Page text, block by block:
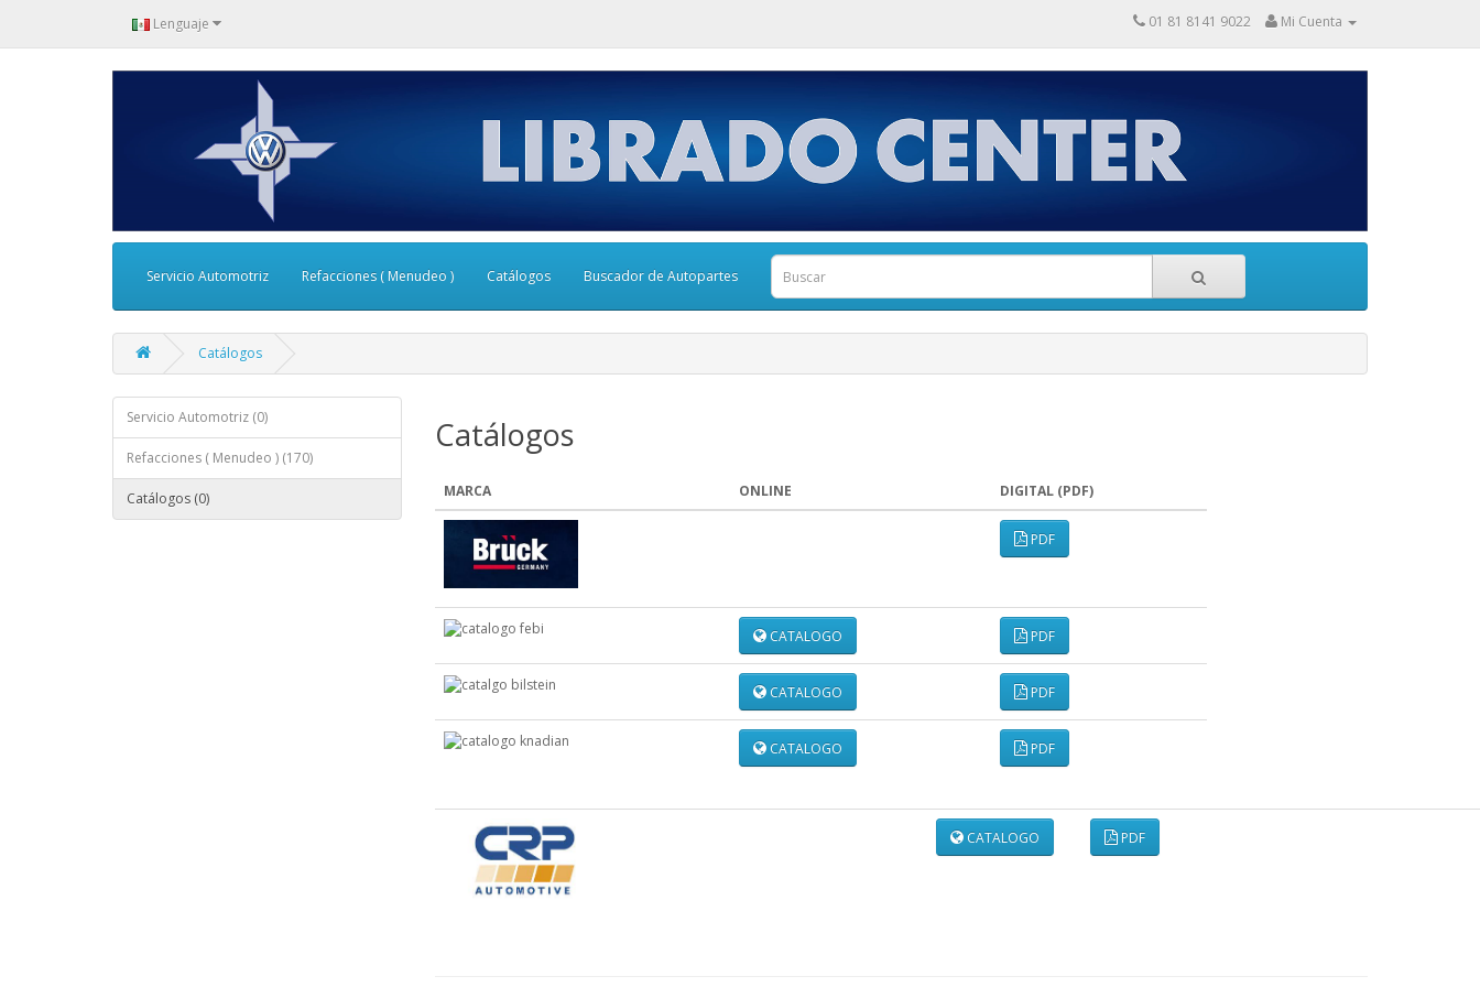
Lenguaje 01 81 8141 9022 Mi Cuenta
Servicio Automotriz Refacciones ( Menudeo ) Catálogos Buscador de Autopartes
Catálogos
Servicio Automotriz (0)
Refacciones ( Menudeo ) (170)
Catálogos (0)
Catálogos
MARCA ONLINE DIGITAL (PDF)
PDF
CATALOGO PDF
CATALOGO PDF
CATALOGO PDF
CATALOGO PDF